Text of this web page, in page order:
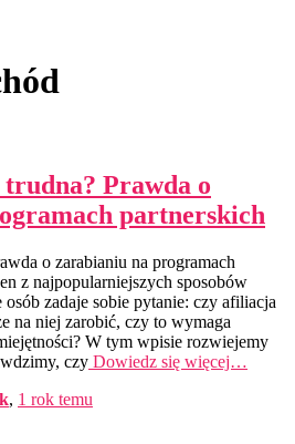
Prawda o
partnerskich
o zarabianiu na programach
z najpopularniejszych sposobów
zadaje sobie pytanie: czy afiliacja
na niej zarobić, czy to wymaga
W tym wpisie rozwiejemy
czy Dowiedz się więcej…
, 1 rok temu